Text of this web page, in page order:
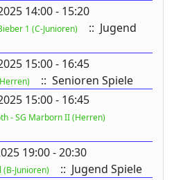
14:00 - 15:20
1 (C-Junioren)
:: Jugend
15:00 - 16:45
:: Senioren Spiele
15:00 - 16:45
- SG Marborn II (Herren)
19:00 - 20:30
(B-Junioren)
:: Jugend Spiele